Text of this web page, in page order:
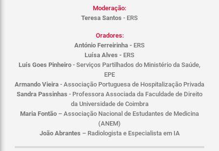
Moderação:
Teresa Santos - ERS
Oradores:
António Ferreirinha - ERS
Luísa Alves - ERS
Luís Goes Pinheiro - Serviços Partilhados do Ministério da Saúde,
EPE
Armando Vieira - Associação Portuguesa de Hospitalização Privada
Sandra Passinhas - Professora Associada da Faculdade de Direito
da Universidade de Coimbra
Maria Fontão – Associação Nacional de Estudantes de Medicina
(ANEM)
João Abrantes – Radiologista e Especialista em IA